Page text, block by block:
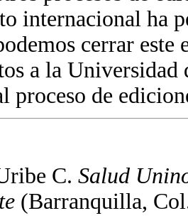
internacional ha
cerrar este
a la
proceso de
C. Salud
(Barranquilla,